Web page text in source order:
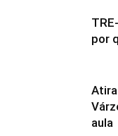
por
aula